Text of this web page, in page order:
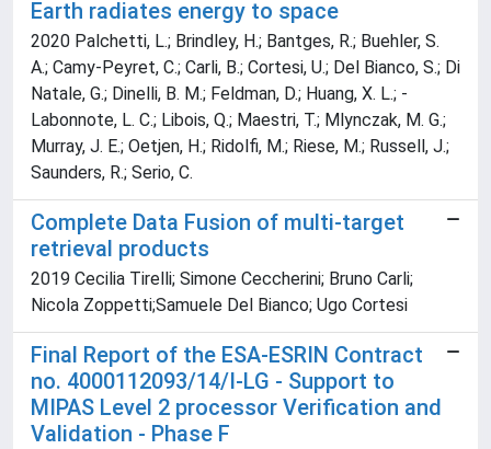
Earth radiates energy to space
2020 Palchetti, L.; Brindley, H.; Bantges, R.; Buehler, S.
A.; Camy-Peyret, C.; Carli, B.; Cortesi, U.; Del Bianco, S.; Di
Natale, G.; Dinelli, B. M.; Feldman, D.; Huang, X. L.; -
Labonnote, L. C.; Libois, Q.; Maestri, T.; Mlynczak, M. G.;
Murray, J. E.; Oetjen, H.; Ridolfi, M.; Riese, M.; Russell, J.;
Saunders, R.; Serio, C.
Complete Data Fusion of multi-target
retrieval products
2019 Cecilia Tirelli; Simone Ceccherini; Bruno Carli;
Nicola Zoppetti;Samuele Del Bianco; Ugo Cortesi
Final Report of the ESA-ESRIN Contract
no. 4000112093/14/I-LG - Support to
MIPAS Level 2 processor Verification and
Validation - Phase F